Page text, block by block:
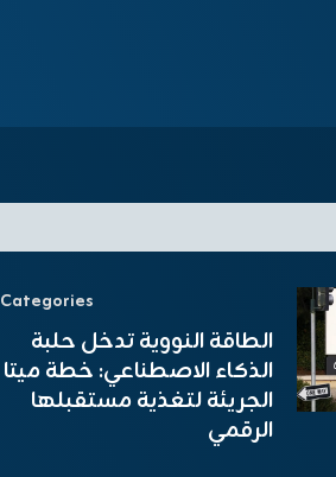
Categories
الطاقة النووية تدخل حلبة
الذكاء الاصطناعي: خطة ميتا
الجريئة لتغذية مستقبلها
الرقمي